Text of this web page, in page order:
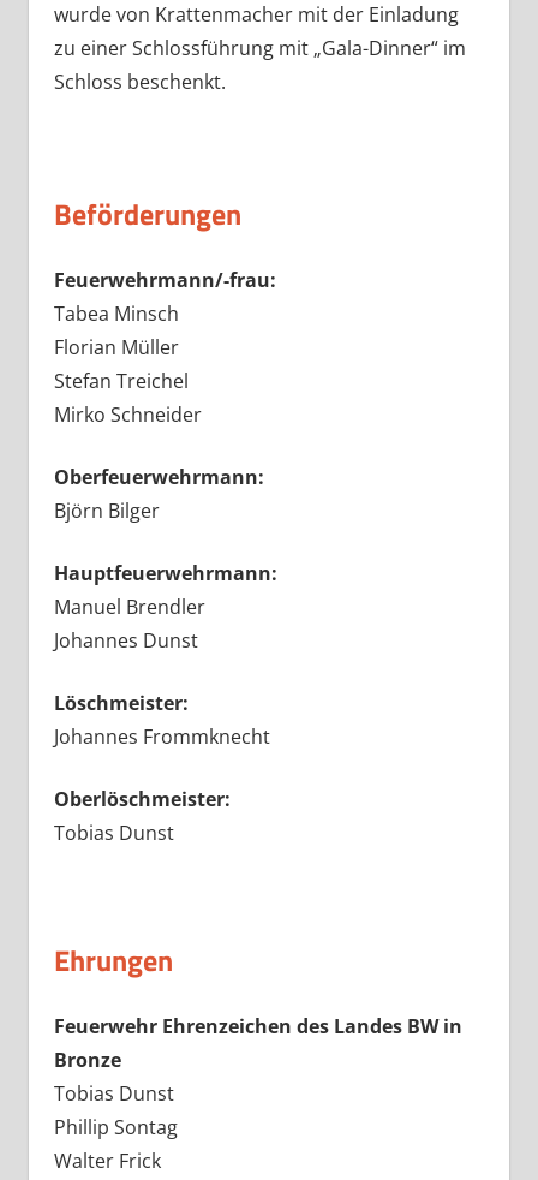
wurde von Krattenmacher mit der Einladung
zu einer Schlossführung mit „Gala-Dinner“ im
Schloss beschenkt.
Beförderungen
Feuerwehrmann/-frau:
Tabea Minsch
Florian Müller
Stefan Treichel
Mirko Schneider
Oberfeuerwehrmann:
Björn Bilger
Hauptfeuerwehrmann:
Manuel Brendler
Johannes Dunst
Löschmeister:
Johannes Frommknecht
Oberlöschmeister:
Tobias Dunst
Ehrungen
Feuerwehr Ehrenzeichen des Landes BW in
Bronze
Tobias Dunst
Phillip Sontag
Walter Frick